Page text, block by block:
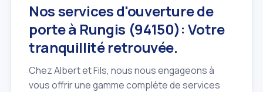
Nos services d'ouverture de
porte à Rungis (94150): Votre
tranquillité retrouvée.
Chez Albert et Fils, nous nous engageons à
vous offrir une gamme complète de services